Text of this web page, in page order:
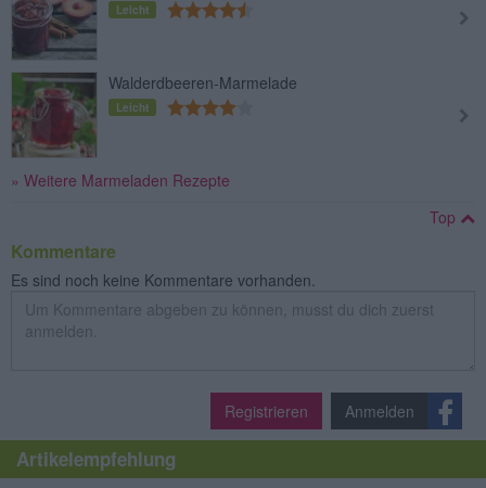
Leicht
Walderdbeeren-Marmelade
Leicht
» Weitere Marmeladen Rezepte
Top
Kommentare
Es sind noch keine Kommentare vorhanden.
Registrieren Anmelden
Artikelempfehlung